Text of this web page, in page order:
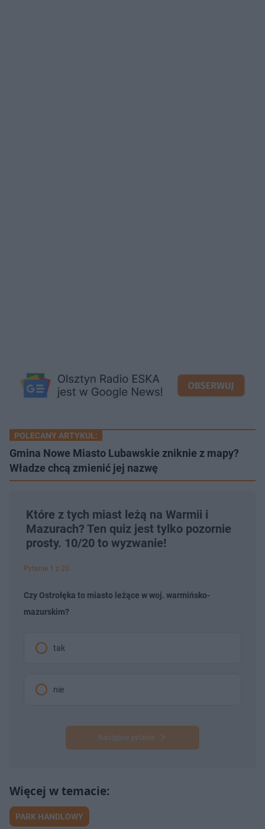
POLECANY ARTYKUŁ:
Gmina Nowe Miasto Lubawskie zniknie z mapy?
Władze chcą zmienić jej nazwę
Które z tych miast leżą na Warmii i
Mazurach? Ten quiz jest tylko pozornie
prosty. 10/20 to wyzwanie!
Pytanie 1 z 20
Czy Ostrołęka to miasto leżące w woj. warmińsko-
mazurskim?
tak
nie
Następne pytanie
PARK HANDLOWY